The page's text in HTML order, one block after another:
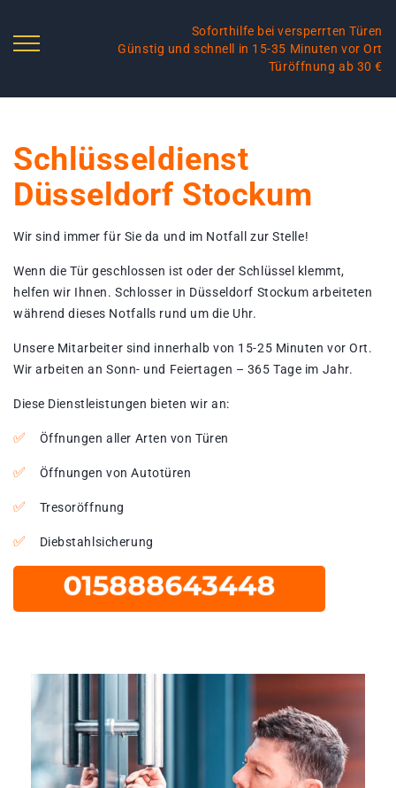
Soforthilfe bei versperrten Türen
Günstig und schnell in 15-35 Minuten vor Ort
Türöffnung ab 30 €
Schlüsseldienst
Düsseldorf Stockum
Wir sind immer für Sie da und im Notfall zur Stelle!
Wenn die Tür geschlossen ist oder der Schlüssel klemmt,
helfen wir Ihnen. Schlosser in Düsseldorf Stockum arbeiteten
während dieses Notfalls rund um die Uhr.
Unsere Mitarbeiter sind innerhalb von 15-25 Minuten vor Ort.
Wir arbeiten an Sonn- und Feiertagen – 365 Tage im Jahr.
Diese Dienstleistungen bieten wir an:
Öffnungen aller Arten von Türen
Öffnungen von Autotüren
Tresoröffnung
Diebstahlsicherung